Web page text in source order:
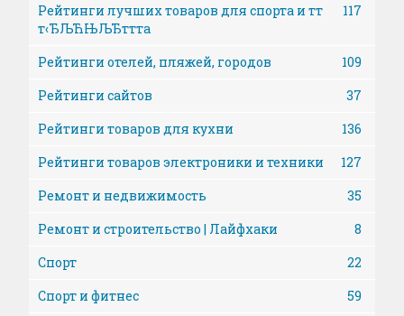
Рейтинги лучших товаров для спорта и тт
т‹ЂЉЋЊЉЂттта
117
Рейтинги отелей, пляжей, городов
109
Рейтинги сайтов
37
Рейтинги товаров для кухни
136
Рейтинги товаров электроники и техники
127
Ремонт и недвижимость
35
Ремонт и строительство | Лайфхаки
8
Спорт
22
Спорт и фитнес
59